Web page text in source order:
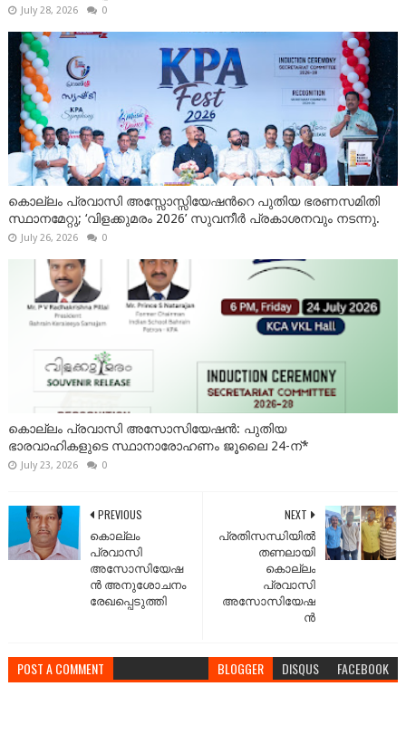
July 28, 2026 0
കൊല്ലം പ്രവാസി അസ്സോസ്സിയേഷന്‍റെ പുതിയ ഭരണസമിതി
സ്ഥാനമേറ്റു; ‘വിളക്കുമരം 2026’ സുവനീർ പ്രകാശനവും നടന്നു.
July 26, 2026 0
കൊല്ലം പ്രവാസി അസോസിയേഷൻ: പുതിയ
ഭാരവാഹികളുടെ സ്ഥാനാരോഹണം ജൂലൈ 24-ന്*
July 23, 2026 0
NEXT
പ്രതിസന്ധിയിൽ
തണലായി
കൊല്ലം
പ്രവാസി
അസോസിയേഷ
ൻ
PREVIOUS
കൊല്ലം
പ്രവാസി
അസോസിയേഷ
ന്‍ അനുശോചനം
രേഖപ്പെടുത്തി
POST A COMMENT BLOGGER DISQUS FACEBOOK